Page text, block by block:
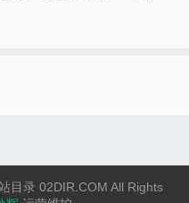
目录 02DIR.COM All Rights